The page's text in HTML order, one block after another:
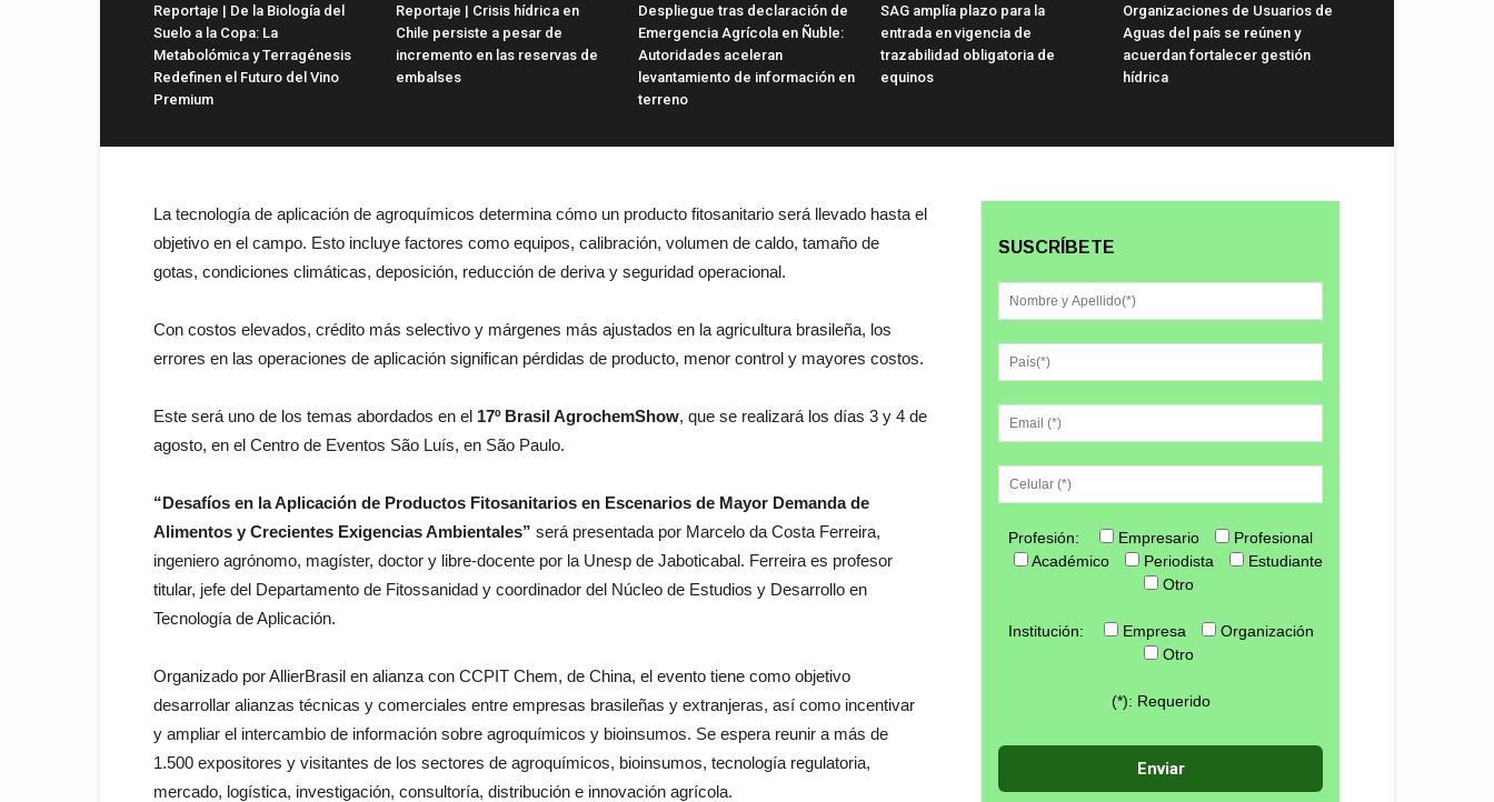
Reportaje | De la Biología del
Suelo a la Copa: La
Metabolómica y Terragénesis
Redefinen el Futuro del Vino
Premium
Reportaje | Crisis hídrica en
Chile persiste a pesar de
incremento en las reservas de
embalses
Despliegue tras declaración de
Emergencia Agrícola en Ñuble:
Autoridades aceleran
levantamiento de información en
terreno
SAG amplía plazo para la
entrada en vigencia de
trazabilidad obligatoria de
equinos
Organizaciones de Usuarios de
Aguas del país se reúnen y
acuerdan fortalecer gestión
hídrica
La tecnología de aplicación de agroquímicos determina cómo un producto fitosanitario será llevado hasta el
objetivo en el campo. Esto incluye factores como equipos, calibración, volumen de caldo, tamaño de
gotas, condiciones climáticas, deposición, reducción de deriva y seguridad operacional.
Con costos elevados, crédito más selectivo y márgenes más ajustados en la agricultura brasileña, los
errores en las operaciones de aplicación significan pérdidas de producto, menor control y mayores costos.
Este será uno de los temas abordados en el 17º Brasil AgrochemShow, que se realizará los días 3 y 4 de
agosto, en el Centro de Eventos São Luís, en São Paulo.
“Desafíos en la Aplicación de Productos Fitosanitarios en Escenarios de Mayor Demanda de
Alimentos y Crecientes Exigencias Ambientales” será presentada por Marcelo da Costa Ferreira,
ingeniero agrónomo, magíster, doctor y libre-docente por la Unesp de Jaboticabal. Ferreira es profesor
titular, jefe del Departamento de Fitossanidad y coordinador del Núcleo de Estudios y Desarrollo en
Tecnología de Aplicación.
Organizado por AllierBrasil en alianza con CCPIT Chem, de China, el evento tiene como objetivo
desarrollar alianzas técnicas y comerciales entre empresas brasileñas y extranjeras, así como incentivar
y ampliar el intercambio de información sobre agroquímicos y bioinsumos. Se espera reunir a más de
1.500 expositores y visitantes de los sectores de agroquímicos, bioinsumos, tecnología regulatoria,
mercado, logística, investigación, consultoría, distribución e innovación agrícola.
SUSCRÍBETE
Profesión: Empresario
Profesional
Académico
Periodista
Estudiante
Otro
Institución: Empresa
Organización
Otro
(*): Requerido